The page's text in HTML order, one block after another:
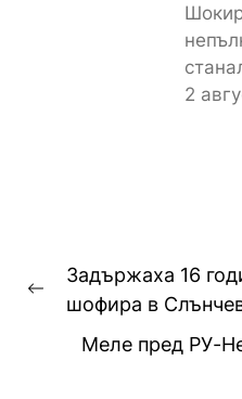
2
Навигация
Previous
Задържаха 16
шофира в
Меле пред РУ-